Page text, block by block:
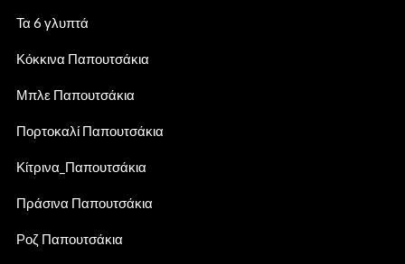
Τα 6 γλυπτά
Κόκκινα Παπουτσάκια
Μπλε Παπουτσάκια
Πορτοκαλί Παπουτσάκια
Κίτρινα_Παπουτσάκια
Πράσινα Παπουτσάκια
Ροζ Παπουτσάκια